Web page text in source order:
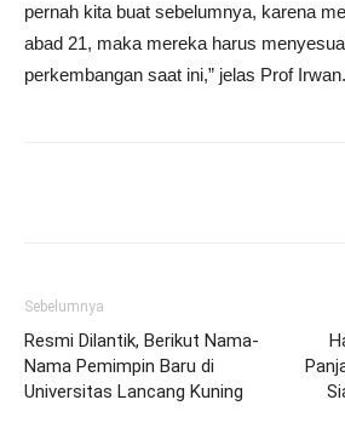
pernah kita buat sebelumnya, karena
abad 21, maka mereka harus
perkembangan saat ini,” jelas Prof Irwan.
Sebelumnya
Resmi Dilantik, Berikut Nama-
Nama Pemimpin Baru di
Universitas Lancang Kuning